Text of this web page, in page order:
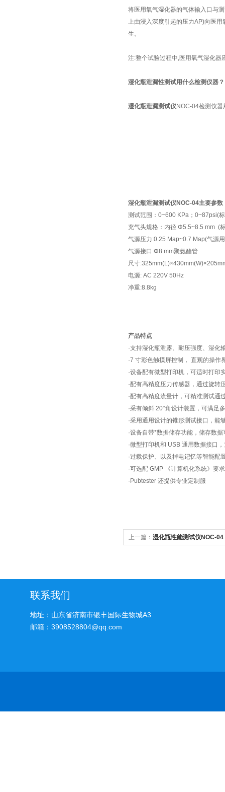
将医用氧气湿化器的气体输入口与
上由浸入深度引起的压力AP)向医
生。
注:整个试验过程中,医用氧气湿化器
湿化瓶泄漏性测试用什么检测仪器？
湿化瓶泄漏测试仪NOC-04检测仪
湿化瓶泄漏测试仪NOC-04主要参数
测试范围：0~600 KPa；0~87psi(
充气头规格：内径 Φ5.5~8.5 mm (
气源压力:0.25 Map~0.7 Map(气源
气源接口:Φ8 mm聚氨酯管
尺寸
电源: AC 220V 50Hz
净重:8.8kg
产品特点
·支持湿化瓶泄露、耐压强度、湿化
·7 寸彩色触摸屏控制， 直观的操作
·设备配有微型打印机，可适时打印
·配有高精度压力传感器，通过旋转
·配有高精度流量计，可精准测试通
·采有倾斜 20°角设计装置，可满足
·采用通用设计的锥形测试接口，能
·设备自带*数据储存功能，储存数
·微型打印机和 USB 通用数据接口
·过载保护、以及掉电记忆等智能配
·可选配 GMP 《计算机化系统》要
·Pubtester 还提供专业定制服
上一篇： 湿化瓶性能测试仪NOC-04
联系我们
地址：山东省济南市银丰国际生物城A3
邮箱：3908528804@qq.com